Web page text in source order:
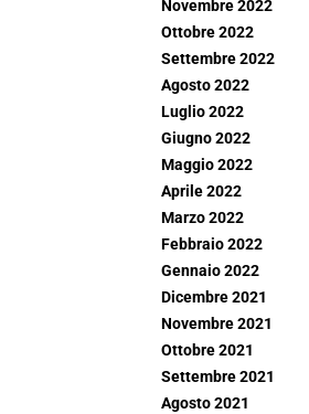
Novembre 2022
Ottobre 2022
Settembre 2022
Agosto 2022
Luglio 2022
Giugno 2022
Maggio 2022
Aprile 2022
Marzo 2022
Febbraio 2022
Gennaio 2022
Dicembre 2021
Novembre 2021
Ottobre 2021
Settembre 2021
Agosto 2021